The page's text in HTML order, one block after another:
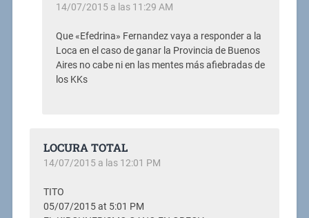
14/07/2015 a las 11:29 AM
Que «Efedrina» Fernandez vaya a responder a la
Loca en el caso de ganar la Provincia de Buenos
Aires no cabe ni en las mentes más afiebradas de
los KKs
LOCURA TOTAL
14/07/2015 a las 12:01 PM
TITO
05/07/2015 at 5:01 PM